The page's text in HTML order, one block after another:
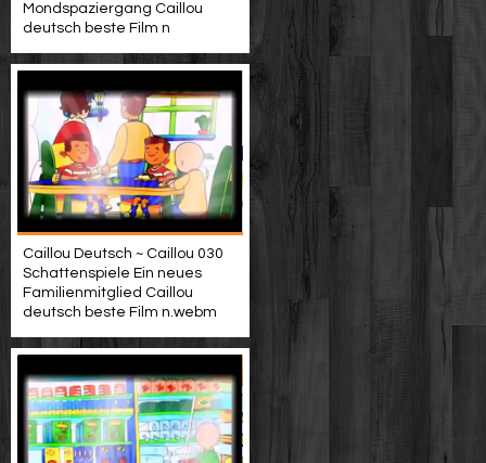
Mondspaziergang Caillou
deutsch beste Film n
Caillou Deutsch ~ Caillou 030
Schattenspiele Ein neues
Familienmitglied Caillou
deutsch beste Film n.webm